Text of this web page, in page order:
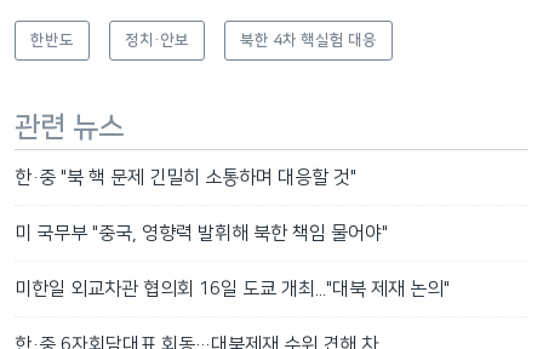
한반도 정치·안보 북한 4차 핵실험 대응
관련 뉴스
한·중 "북 핵 문제 긴밀히 소통하며 대응할 것"
미 국무부 "중국, 영향력 발휘해 북한 책임 물어야"
미한일 외교차관 협의회 16일 도쿄 개최..."대북 제재 논의"
한·중 6자회담대표 회동…대북제재 수위 견해 차